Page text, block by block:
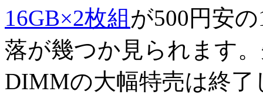
16GB×2枚組が500円安
落が幾つか見られます
DIMMの大幅特売は終了